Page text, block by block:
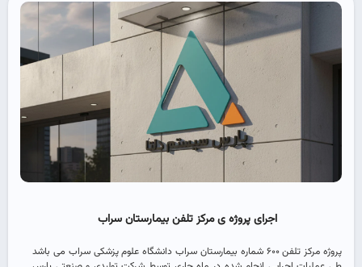
اجرای پروژه ی مرکز تلفن بیمارستان سراب
پروژه مرکز تلفن 600 شماره بیمارستان سراب دانشگاه علوم پزشکی سراب می باشد